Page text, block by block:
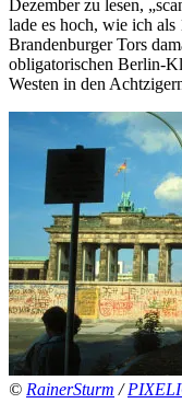
Dezember zu lesen,
lade es hoch, wie ich
Brandenburger Tors
obligatorischen Berlin-
Westen in den
© RainerSturm /